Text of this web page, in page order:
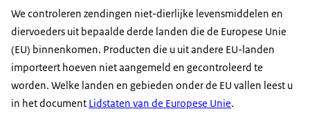
We controleren zendingen niet-dierlijke levensmiddelen en
diervoeders uit bepaalde derde landen die de Europese Unie
(EU) binnenkomen. Producten die u uit andere EU-landen
importeert hoeven niet aangemeld en gecontroleerd te
worden. Welke landen en gebieden onder de EU vallen leest u
in het document Lidstaten van de Europese Unie.